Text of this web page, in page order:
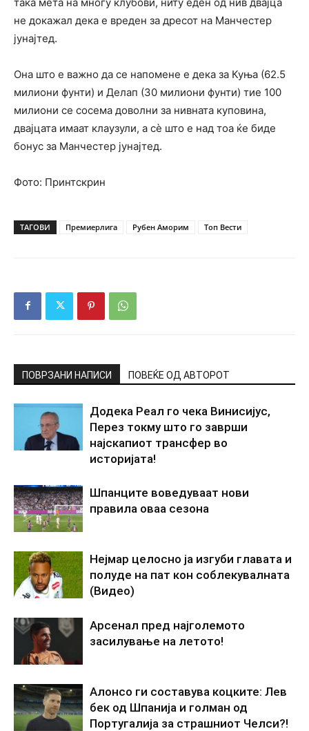
не докажал дека е вреден за дресот на Манчестер
јунајтед.
Она што е важно да се напомене е дека за Куња (62.5
милиони фунти) и Делап (30 милиони фунти) тие 100
милиони се сосема доволни за нивната куповина,
двајцата имаат клаузули, а сè што е над тоа ќе биде
бонус за Манчестер јунајтед.
Фото: Принтскрин
ТАГОВИ Премиерлига Рубен Аморим Топ Вести
ПОВРЗАНИ НАПИСИ ПОВЕЌЕ ОД АВТОРОТ
Додека Реал го чека Винисијус,
Перез токму што го заврши
најскапиот трансфер во
историјата!
Шпанците воведуваат нови
правила оваа сезона
Нејмар целосно ја изгуби главата и
полуде на пат кон соблекувалната
(Видео)
Арсенал пред најголемото
засилување на летото!
Алонсо ги составува коцките: Лев
бек од Шпанија и голман од
Португалија за страшниот Челси?!